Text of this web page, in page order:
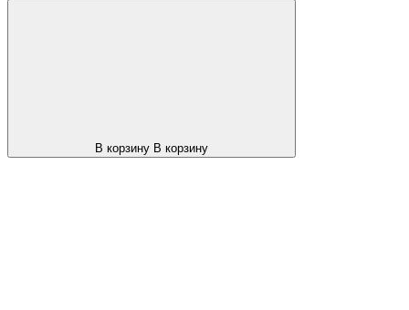
В корзину В корзину